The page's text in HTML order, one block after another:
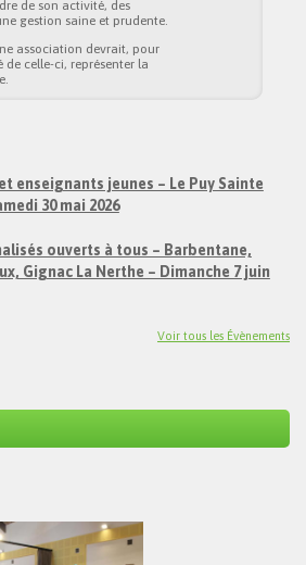
de son activité, des
gestion saine et prudente.
association devrait, pour
de celle-ci, représenter la
enseignants jeunes – Le Puy Sainte
30 mai 2026
ouverts à tous – Barbentane,
Gignac La Nerthe – Dimanche 7 juin
Voir tous les Évènements